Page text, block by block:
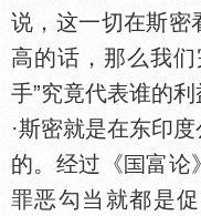
说，这一切在斯密
高的话，那么我
手”究竟代表谁的
·斯密就是在东印
的。经过《
富论
罪恶勾当就都是